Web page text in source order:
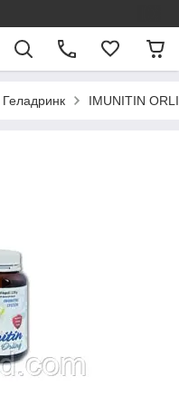
Геладринк IMUNITIN